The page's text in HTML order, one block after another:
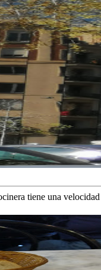
tiene una